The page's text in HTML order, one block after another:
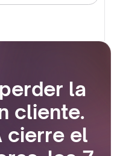
la
cliente.
cierre el